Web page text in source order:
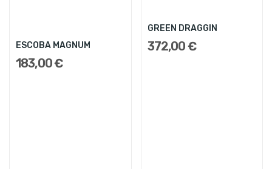
ESCOBA MAGNUM
183,00 €
GREEN DRAGGIN
372,00 €